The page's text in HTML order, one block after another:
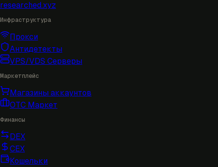
researched.xyz
Инфраструктура
Прокси
Антидетекты
VPS/VDS Серверы
Маркетплейс
Магазины аккаунтов
OTC Маркет
Финансы
DEX
CEX
Кошельки